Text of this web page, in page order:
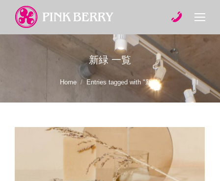
新緑 一覧
Home Entries tagged with "新緑"